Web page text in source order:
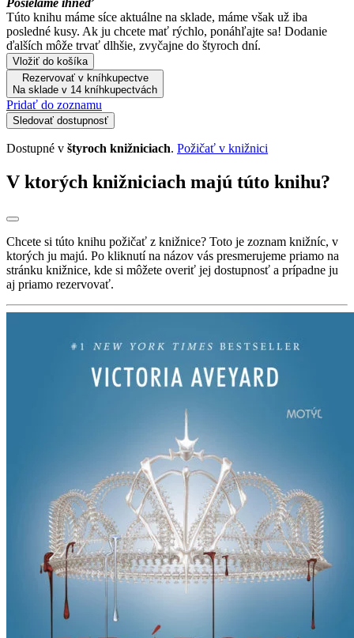
Túto knihu máme síce aktuálne na sklade, máme však už iba
posledné kusy. Ak ju chcete mať rýchlo, ponáhľajte sa! Dodanie
ďalších môže trvať dlhšie, zvyčajne do štyroch dní.
Vložiť do košíka
Rezervovať v kníhkupectve
Na sklade v 14 kníhkupectvách
Pridať do zoznamu
Sledovať dostupnosť
Dostupné v štyroch knižniciach. Požičať v knižnici
V ktorých knižniciach majú túto knihu?
Chcete si túto knihu požičať z knižnice? Toto je zoznam knižníc, v
ktorých ju majú. Po kliknutí na názov vás presmerujeme priamo na
stránku knižnice, kde si môžete overiť jej dostupnosť a prípadne ju
aj priamo rezervovať.